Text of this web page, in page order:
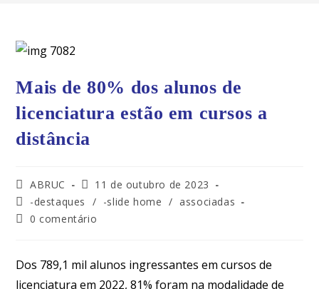
Mais de 80% dos alunos de
licenciatura estão em cursos a
distância
ABRUC
11 de outubro de 2023
-destaques
/ -slide home / associadas
0 comentário
Dos 789,1 mil alunos ingressantes em cursos de
licenciatura em 2022, 81% foram na modalidade de